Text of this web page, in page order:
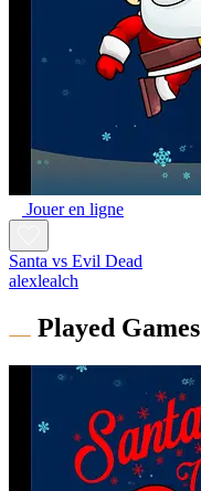
Jouer en ligne
Santa vs Evil Dead
alexlealch
Played Games